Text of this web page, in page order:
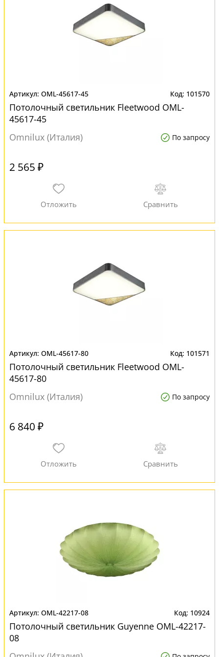
OML-45617-45 101570
Потолочный светильник Fleetwood OML-
45617-45
Omnilux (Италия)
По запросу
2 565 ₽
OML-45617-80 101571
Потолочный светильник Fleetwood OML-
45617-80
Omnilux (Италия)
По запросу
6 840 ₽
OML-42217-08 10924
Потолочный светильник Guyenne OML-42217-
08